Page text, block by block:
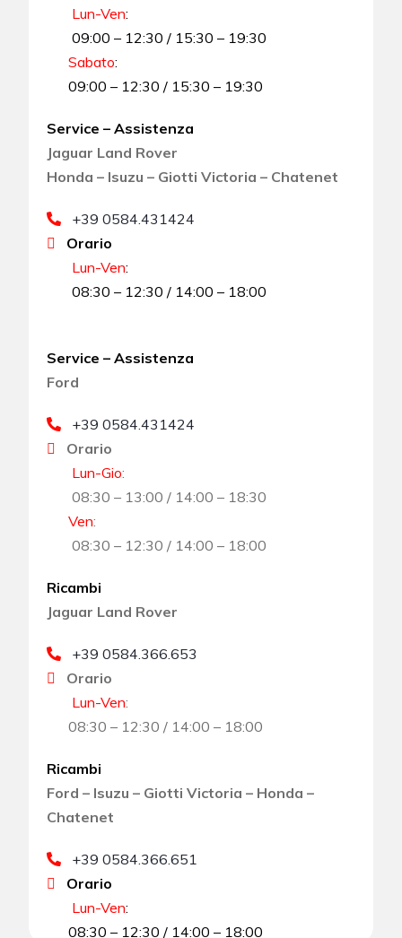
Lun-Ven:
09:00 – 12:30 / 15:30 – 19:30
Sabato:
09:00 – 12:30 / 15:30 – 19:30
Service – Assistenza
Jaguar Land Rover
Honda – Isuzu – Giotti Victoria – Chatenet
+39 0584.431424
Orario
Lun-Ven:
08:30 – 12:30 / 14:00 – 18:00
Service – Assistenza
Ford
+39 0584.431424
Orario
Lun-Gio:
08:30 – 13:00 / 14:00 – 18:30
Ven:
08:30 – 12:30 / 14:00 – 18:00
Ricambi
Jaguar Land Rover
+39 0584.366.653
Orario
Lun-Ven:
08:30 – 12:30 / 14:00 – 18:00
Ricambi
Ford – Isuzu – Giotti Victoria – Honda –
Chatenet
+39 0584.366.651
Orario
Lun-Ven:
08:30 – 12:30 / 14:00 – 18:00